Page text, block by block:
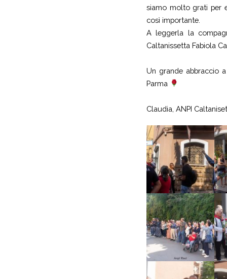
siamo molto grati per
così importante.
A leggerla la
Caltanissetta Fabiola
Un grande abbraccio
Parma
Claudia, ANPI